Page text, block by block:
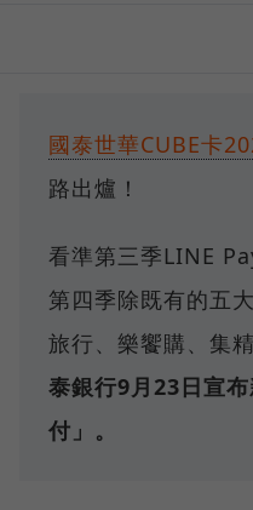
國泰世華CUBE卡
路出爐！
看準第三季LINE
第四季除既有的五
旅行、樂饗購、集
泰銀行9月23日宣
付」。